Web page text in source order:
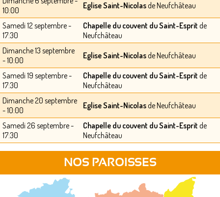
10:00
Eglise Saint-Nicolasde Neufchâteau
Samedi 12 septembre -
17:30
Chapelle du couvent du Saint-Esprit de
Neufchâteau
Dimanche 13 septembre
- 10:00
Eglise Saint-Nicolasde Neufchâteau
Samedi 19 septembre -
17:30
Chapelle du couvent du Saint-Esprit de
Neufchâteau
Dimanche 20 septembre
- 10:00
Eglise Saint-Nicolasde Neufchâteau
Samedi 26 septembre -
17:30
Chapelle du couvent du Saint-Esprit de
Neufchâteau
NOS PAROISSES